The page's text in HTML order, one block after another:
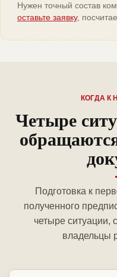
Нужен точный состав
оставьте заявку,
КОГДА К
Четыре
Подготовка к
полученного
четыре ситуации,
владельцы